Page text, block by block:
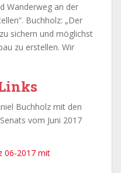
Wanderweg an der
Buchholz: „Der
sichern und möglichst
zu erstellen. Wir
Buchholz mit den
vom Juni 2017
06-2017 mit